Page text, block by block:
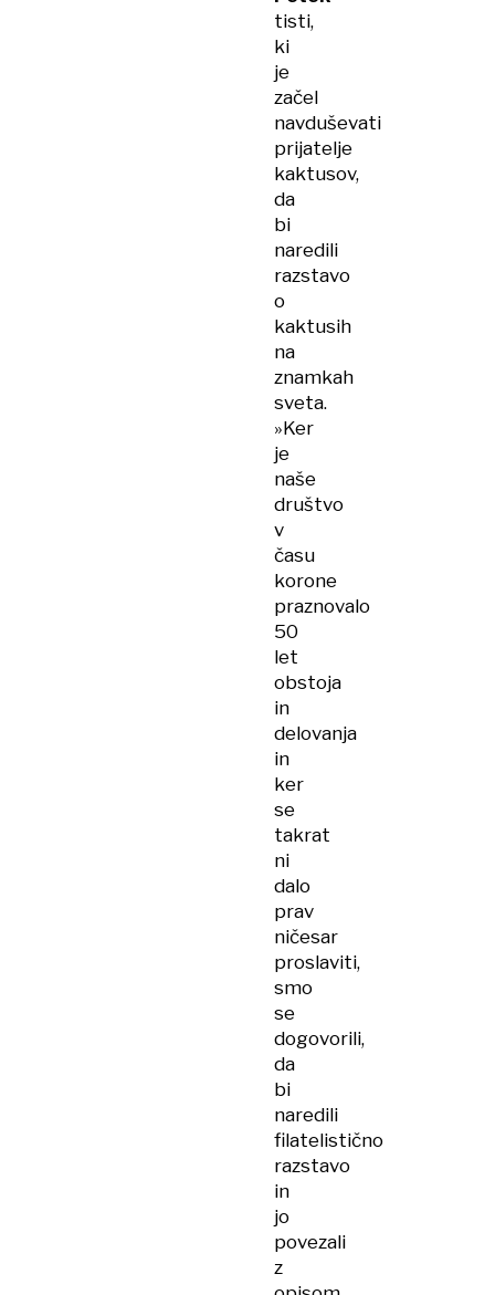
tisti,
ki
je
začel
navduševati
prijatelje
kaktusov,
da
bi
naredili
razstavo
o
kaktusih
na
znamkah
sveta.
»Ker
je
naše
društvo
v
času
korone
praznovalo
50
let
obstoja
in
delovanja
in
ker
se
takrat
ni
dalo
prav
ničesar
proslaviti,
smo
se
dogovorili,
da
bi
naredili
filatelistično
razstavo
in
jo
povezali
z